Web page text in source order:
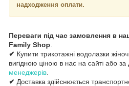
надходження оплати.
Переваги під час замовлення в
Family Shop
✔ Купити трикотажні водолазки
вигідною ціною в нас на сайті або
менеджерів
✔ Доставка здійснюється